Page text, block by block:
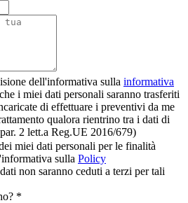
dell'informativa sulla informativa
i miei dati personali saranno trasferiti
di effettuare i preventivi da me
qualora rientrino tra i dati di
2 lett.a Reg.UE 2016/679)
miei dati personali per le finalità
sulla Policy
non saranno ceduti a terzi per tali
*